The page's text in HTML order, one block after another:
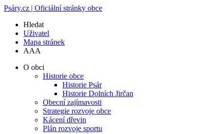
Psáry.cz | Oficiální stránky obce
Hledat
Uživatel
Mapa stránek
AAA
O obci
Historie obce
Historie Psár
Historie Dolních Jirčan
Obecní zajímavosti
Strategie rozvoje obce
Kácení dřevin
Plán rozvoje sportu